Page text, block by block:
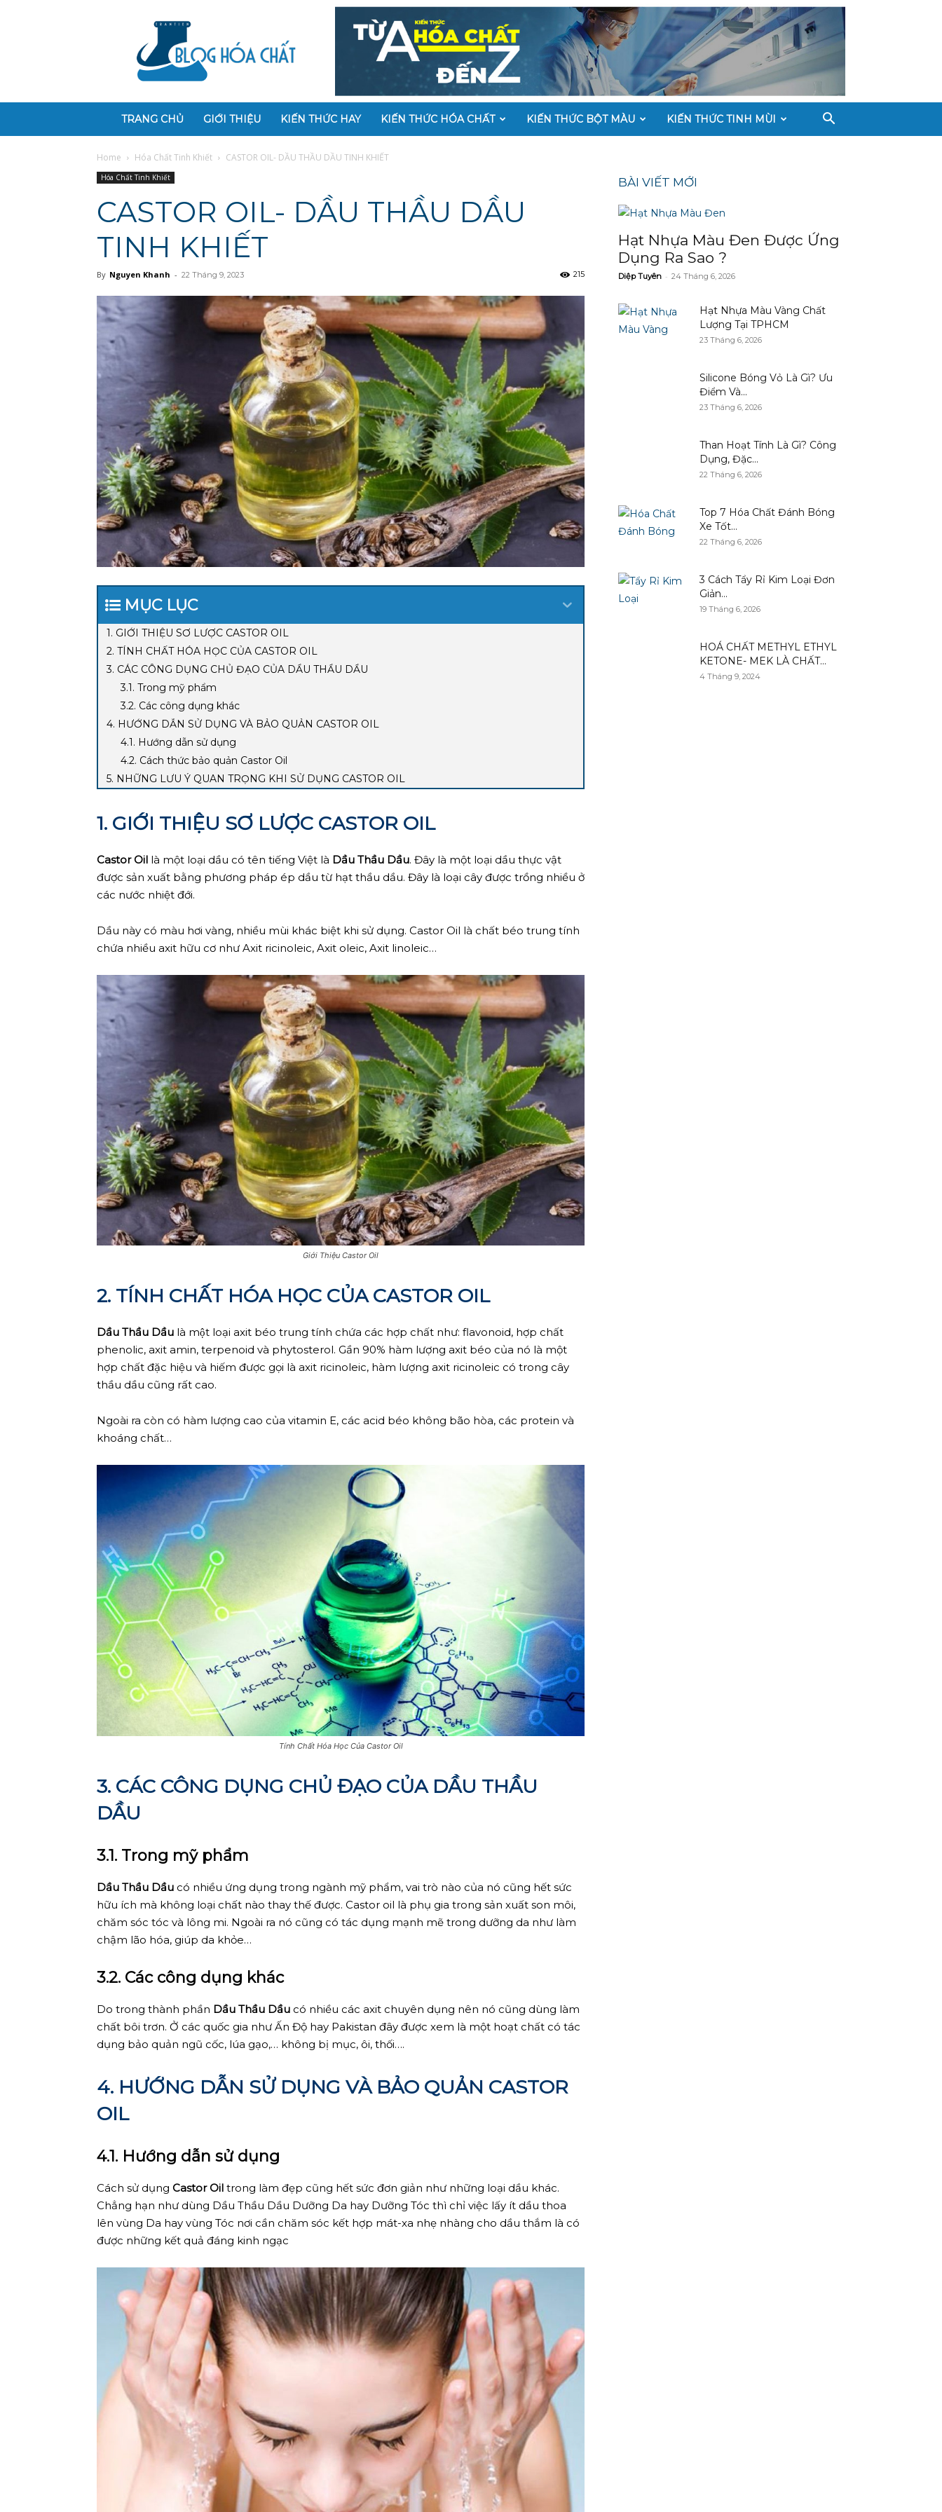
Hóa
Chất
TRANG CHỦ GIỚI THIỆU KIẾN THỨC HAY KIẾN THỨC HÓA CHẤT KIẾN THỨC BỘT MÀU KIẾN THỨC TINH MÙI
Home Hóa Chất Tinh Khiết CASTOR OIL- DẦU THẦU DẦU TINH KHIẾT
Hóa Chất Tinh Khiết
CASTOR OIL- DẦU THẦU DẦU
TINH KHIẾT
By Nguyen Khanh - 22 Tháng 9, 2023 215
MỤC LỤC
1. GIỚI THIỆU SƠ LƯỢC CASTOR OIL
2. TÍNH CHẤT HÓA HỌC CỦA CASTOR OIL
3. CÁC CÔNG DỤNG CHỦ ĐẠO CỦA DẦU THẦU DẦU
3.1. Trong mỹ phẩm
3.2. Các công dụng khác
4. HƯỚNG DẪN SỬ DỤNG VÀ BẢO QUẢN CASTOR OIL
4.1. Hướng dẫn sử dụng
4.2. Cách thức bảo quản Castor Oil
5. NHỮNG LƯU Ý QUAN TRỌNG KHI SỬ DỤNG CASTOR OIL
1. GIỚI THIỆU SƠ LƯỢC CASTOR OIL
Castor Oil là một loại dầu có tên tiếng Việt là Dầu Thầu Dầu. Đây là một loại dầu thực vật
được sản xuất bằng phương pháp ép dầu từ hạt thầu dầu. Đây là loại cây được trồng nhiều ở
các nước nhiệt đới.
Dầu này có màu hơi vàng, nhiều mùi khác biệt khi sử dụng. Castor Oil là chất béo trung tính
chứa nhiều axit hữu cơ như Axit ricinoleic, Axit oleic, Axit linoleic…
Giới Thiệu Castor Oil
2. TÍNH CHẤT HÓA HỌC CỦA CASTOR OIL
Dầu Thầu Dầu là một loại axit béo trung tính chứa các hợp chất như: flavonoid, hợp chất
phenolic, axit amin, terpenoid và phytosterol. Gần 90% hàm lượng axit béo của nó là một
hợp chất đặc hiệu và hiếm được gọi là axit ricinoleic, hàm lượng axit ricinoleic có trong cây
thầu dầu cũng rất cao.
Ngoài ra còn có hàm lượng cao của vitamin E, các acid béo không bão hòa, các protein và
khoáng chất…
Tính Chất Hóa Học Của Castor Oil
3. CÁC CÔNG DỤNG CHỦ ĐẠO CỦA DẦU THẦU
DẦU
3.1. Trong mỹ phẩm
Dầu Thầu Dầu có nhiều ứng dụng trong ngành mỹ phẩm, vai trò nào của nó cũng hết sức
hữu ích mà không loại chất nào thay thế được. Castor oil là phụ gia trong sản xuất son môi,
chăm sóc tóc và lông mi. Ngoài ra nó cũng có tác dụng mạnh mẽ trong dưỡng da như làm
chậm lão hóa, giúp da khỏe…
3.2. Các công dụng khác
Do trong thành phần Dầu Thầu Dầu có nhiều các axit chuyên dụng nên nó cũng dùng làm
chất bôi trơn. Ở các quốc gia như Ấn Độ hay Pakistan đây được xem là một hoạt chất có tác
dụng bảo quản ngũ cốc, lúa gạo,… không bị mục, ôi, thối….
4. HƯỚNG DẪN SỬ DỤNG VÀ BẢO QUẢN CASTOR
OIL
4.1. Hướng dẫn sử dụng
Cách sử dụng Castor Oil trong làm đẹp cũng hết sức đơn giản như những loại dầu khác.
Chẳng hạn như dùng Dầu Thầu Dầu Dưỡng Da hay Dưỡng Tóc thì chỉ việc lấy ít dầu thoa
lên vùng Da hay vùng Tóc nơi cần chăm sóc kết hợp mát-xa nhẹ nhàng cho dầu thắm là có
được những kết quả đáng kinh ngạc
BÀI VIẾT MỚI
Hạt Nhựa Màu Đen Được Ứng
Dụng Ra Sao ?
Diệp Tuyên - 24 Tháng 6, 2026
Hạt Nhựa Màu Vàng Chất
Lượng Tại TPHCM
23 Tháng 6, 2026
Silicone Bóng Vỏ Là Gì? Ưu
Điểm Và...
23 Tháng 6, 2026
Than Hoạt Tính Là Gì? Công
Dụng, Đặc...
22 Tháng 6, 2026
Top 7 Hóa Chất Đánh Bóng
Xe Tốt...
22 Tháng 6, 2026
3 Cách Tẩy Rỉ Kim Loại Đơn
Giản...
19 Tháng 6, 2026
HOÁ CHẤT METHYL ETHYL
KETONE- MEK LÀ CHẤT...
4 Tháng 9, 2024